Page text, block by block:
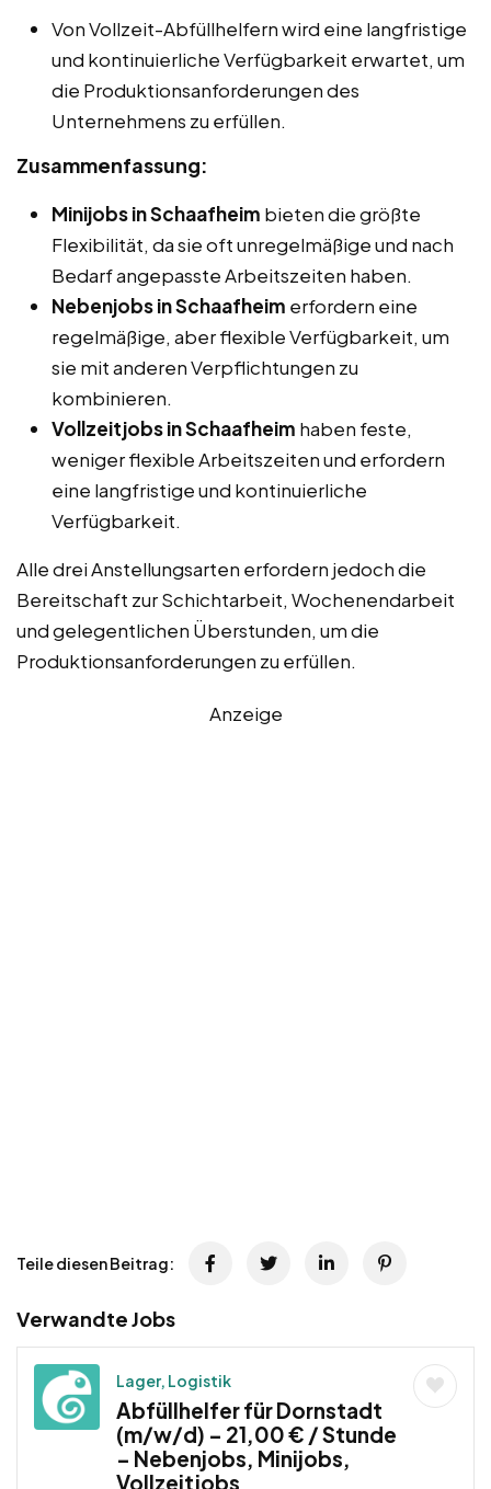
Von Vollzeit-Abfüllhelfern wird eine langfristige
und kontinuierliche Verfügbarkeit erwartet, um
die Produktionsanforderungen des
Unternehmens zu erfüllen.
Zusammenfassung:
Minijobs in Schaafheim bieten die größte
Flexibilität, da sie oft unregelmäßige und nach
Bedarf angepasste Arbeitszeiten haben.
Nebenjobs in Schaafheim erfordern eine
regelmäßige, aber flexible Verfügbarkeit, um
sie mit anderen Verpflichtungen zu
kombinieren.
Vollzeitjobs in Schaafheim haben feste,
weniger flexible Arbeitszeiten und erfordern
eine langfristige und kontinuierliche
Verfügbarkeit.
Alle drei Anstellungsarten erfordern jedoch die
Bereitschaft zur Schichtarbeit, Wochenendarbeit
und gelegentlichen Überstunden, um die
Produktionsanforderungen zu erfüllen.
Anzeige
Teile diesen Beitrag:
Verwandte Jobs
Lager, Logistik
Abfüllhelfer für Dornstadt
(m/w/d) – 21,00 € / Stunde
– Nebenjobs, Minijobs,
Vollzeitjobs